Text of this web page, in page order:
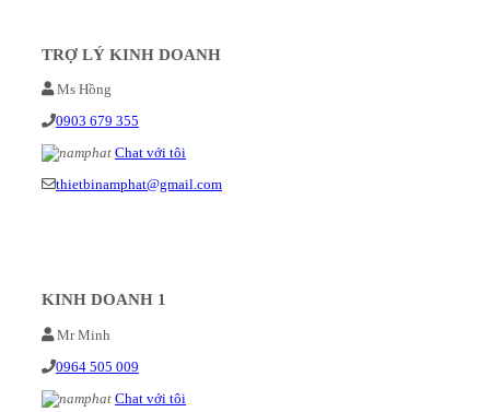
TRỢ LÝ KINH DOANH
Ms Hồng
0903 679 355
Chat với tôi
thietbinamphat@gmail.com
KINH DOANH 1
Mr Minh
0964 505 009
Chat với tôi